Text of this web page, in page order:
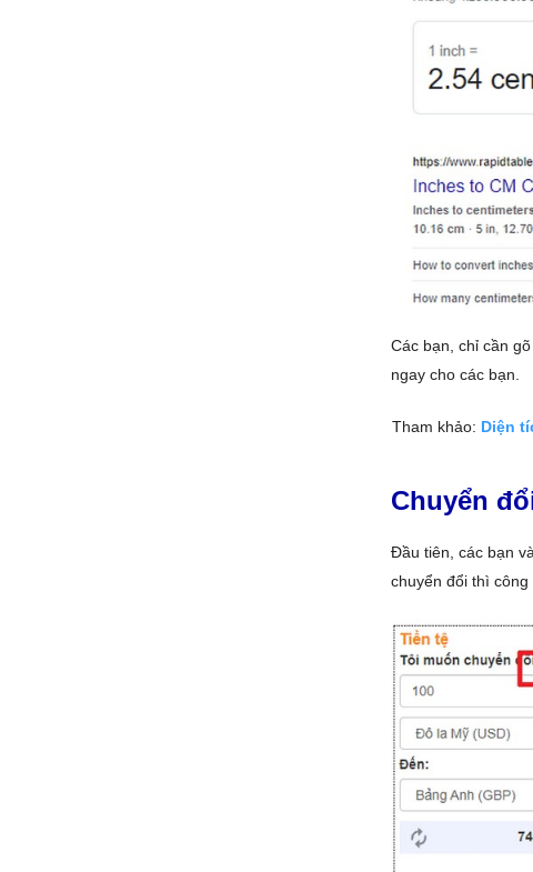
Các bạn, chỉ cần
ngay cho các bạn.
Tham khảo: Diện
Chuyển
Đầu tiên, các bạn
chuyển đổi thì